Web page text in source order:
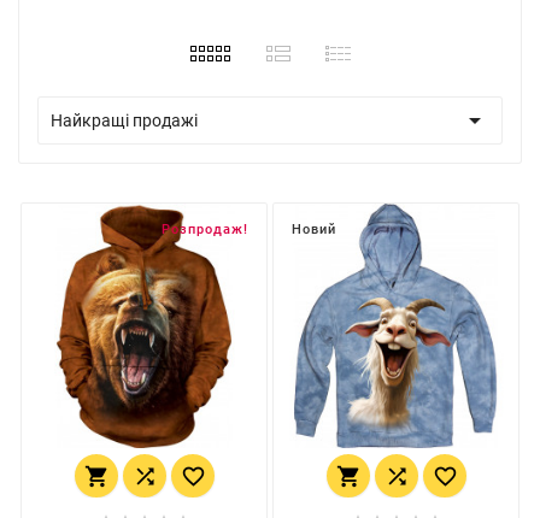
Найкращі продажі 
Розпродаж!
  
Новий
  